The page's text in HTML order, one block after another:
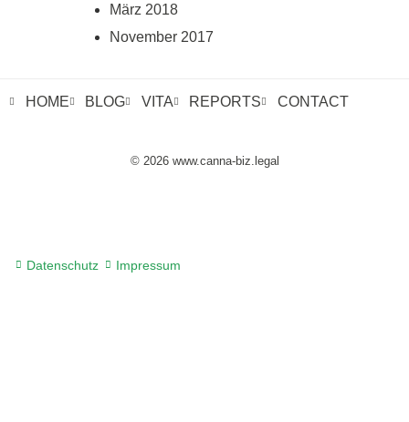
März 2018
November 2017
HOME BLOG VITA REPORTS CONTACT
© 2026 www.canna-biz.legal
Datenschutz Impressum